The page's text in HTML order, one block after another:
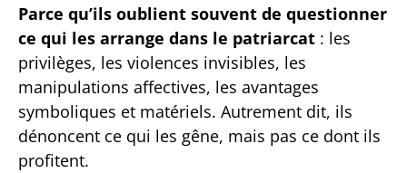
Parce qu’ils oublient souvent de questionner
ce qui les arrange dans le patriarcat : les
privilèges, les violences invisibles, les
manipulations affectives, les avantages
symboliques et matériels. Autrement dit, ils
dénoncent ce qui les gêne, mais pas ce dont ils
profitent.